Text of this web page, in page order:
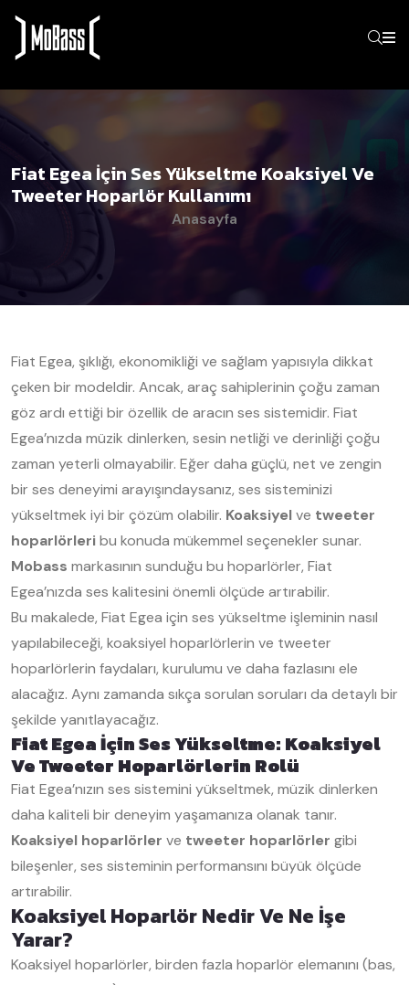
Fiat Egea İçin Ses Yükseltme Koaksiyel Ve
Tweeter Hoparlör Kullanımı
Anasayfa
Fiat Egea, şıklığı, ekonomikliği ve sağlam yapısıyla dikkat
çeken bir modeldir. Ancak, araç sahiplerinin çoğu zaman
göz ardı ettiği bir özellik de aracın ses sistemidir. Fiat
Egea’nızda müzik dinlerken, sesin netliği ve derinliği çoğu
zaman yeterli olmayabilir. Eğer daha güçlü, net ve zengin
bir ses deneyimi arayışındaysanız, ses sisteminizi
yükseltmek iyi bir çözüm olabilir. Koaksiyelve tweeter
hoparlörleribu konuda mükemmel seçenekler sunar.
Mobass markasının sunduğu bu hoparlörler, Fiat
Egea’nızda ses kalitesini önemli ölçüde artırabilir.
Bu makalede, Fiat Egea için ses yükseltme işleminin nasıl
yapılabileceği, koaksiyel hoparlörlerin ve tweeter
hoparlörlerin faydaları, kurulumu ve daha fazlasını ele
alacağız. Aynı zamanda sıkça sorulan soruları da detaylı bir
şekilde yanıtlayacağız.
Fiat Egea İçin Ses Yükseltme: Koaksiyel
Ve Tweeter Hoparlörlerin Rolü
Fiat Egea’nızın ses sistemini yükseltmek, müzik dinlerken
daha kaliteli bir deneyim yaşamanıza olanak tanır.
Koaksiyel hoparlörler ve tweeter hoparlörler gibi
bileşenler, ses sisteminin performansını büyük ölçüde
artırabilir.
Koaksiyel Hoparlör Nedir Ve Ne İşe
Yarar?
Koaksiyel hoparlörler, birden fazla hoparlör elemanını (bas,